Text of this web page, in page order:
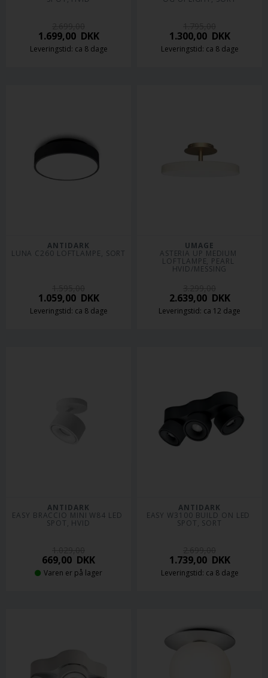
1.699,00DKK
Leveringstid: ca 8 dage
1.300,00DKK
Leveringstid: ca 8 dage
ANTIDARK
LUNA C260 LOFTLAMPE, SORT
1.059,00DKK
Leveringstid: ca 8 dage
UMAGE
ASTERIA UP MEDIUM
LOFTLAMPE, PEARL
HVID/MESSING
2.639,00DKK
Leveringstid: ca 12 dage
ANTIDARK
EASY BRACCIO MINI W84 LED
SPOT, HVID
669,00 DKK
Varen er på lager
ANTIDARK
EASY W3100 BUILD ON LED
SPOT, SORT
1.739,00DKK
Leveringstid: ca 8 dage